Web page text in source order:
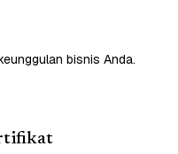
bisnis Anda.